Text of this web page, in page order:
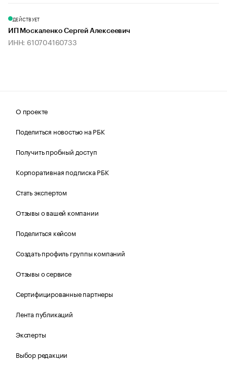
ДЕЙСТВУЕТ
ИП Москаленко Сергей Алексеевич
ИНН: 610704160733
О проекте
Поделиться новостью на РБК
Получить пробный доступ
Корпоративная подписка РБК
Стать экспертом
Отзывы о вашей компании
Поделиться кейсом
Создать профиль группы компаний
Отзывы о сервисе
Сертифицированные партнеры
Лента публикаций
Эксперты
Выбор редакции